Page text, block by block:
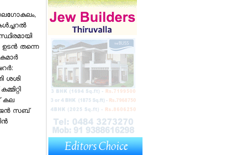
ഉടന്‍ തന്നെ
ശശി
കല
സബ്
വിസ്മയയുടെ ആദ്യ സിനിമ
കണ്ട ശേഷം സംവിധായകന് 3
ലക്ഷത്തിന്റെ വാച്ച് സമ്മാനിച്ച്
മോഹന്‍ലാലിന്റെ ഭാര്യ
സുചിത്ര